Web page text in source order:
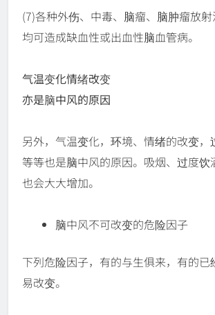
(7)各种外伤、中毒、脑瘤、脑肿瘤放射
均可造成缺血性或出血性脑血管病。
气温变化情绪改变
亦是脑中风的原因
另外，气温变化，环境、情绪的改变，
等等也是脑中风的原因。吸烟、过度饮
也会大大增加。
脑中风不可改变的危险因子
下列危险因子，有的与生俱来，有的已
易改变。